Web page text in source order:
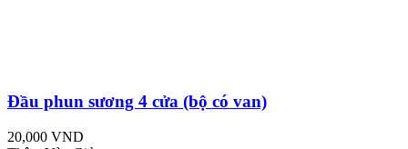
Đầu phun sương 4 cửa (bộ có van)
20,000 VND